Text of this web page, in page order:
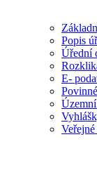
Popis
Úřední
E-